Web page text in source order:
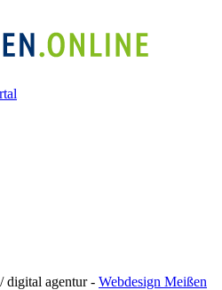
digital agentur - Webdesign Meißen